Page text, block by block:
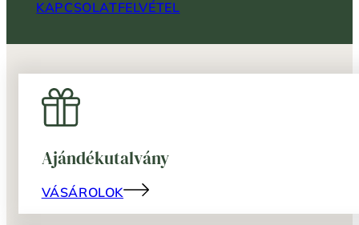
KAPCSOLATFELVÉTEL
Ajándékutalvány
VÁSÁROLOK